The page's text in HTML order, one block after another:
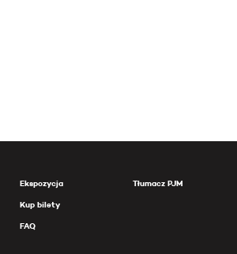
Ekspozycja
Kup bilety
FAQ
Tłumacz PJM